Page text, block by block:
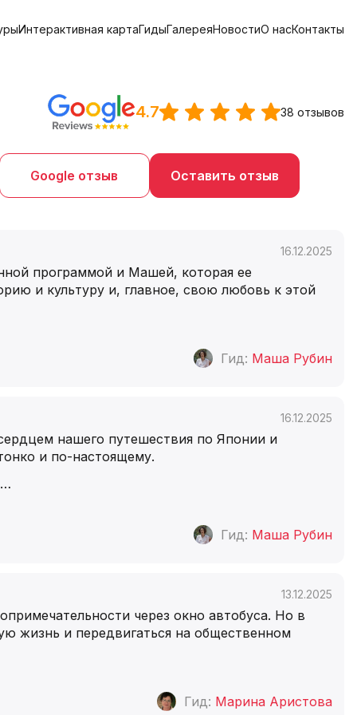
Интерактивная картаГидыГалереяНовостиО насКонтакты
4.7 38 отзывов
Google отзыв Оставить отзыв
16.12.2025
программой и Машей, которая ее
и культуру и, главное, свою любовь к этой
Гид: Маша Рубин
16.12.2025
нашего путешествия по Японии и
и по-настоящему.
…
Гид: Маша Рубин
13.12.2025
через окно автобуса. Но в
жизнь и передвигаться на общественном
Гид: Марина Аристова